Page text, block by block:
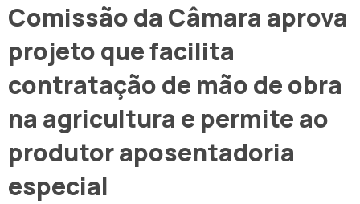
Comissão da Câmara aprova
projeto que facilita
contratação de mão de obra
na agricultura e permite ao
produtor aposentadoria
especial